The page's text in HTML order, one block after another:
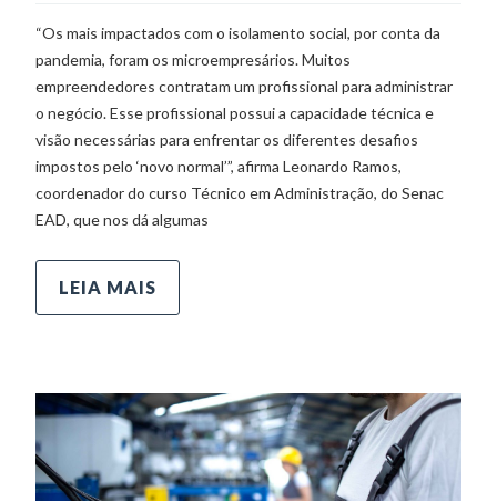
“Os mais impactados com o isolamento social, por conta da
pandemia, foram os microempresários. Muitos
empreendedores contratam um profissional para administrar
o negócio. Esse profissional possui a capacidade técnica e
visão necessárias para enfrentar os diferentes desafios
impostos pelo ‘novo normal’”, afirma Leonardo Ramos,
coordenador do curso Técnico em Administração, do Senac
EAD, que nos dá algumas
LEIA MAIS